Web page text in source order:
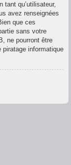
tant qu’utilisateur,
avez renseignées
que ces
sans votre
ne pourront être
informatique